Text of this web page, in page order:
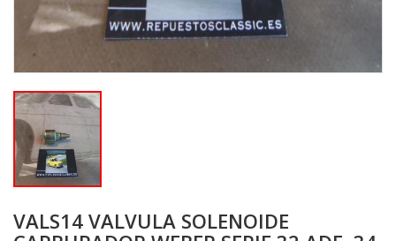
VALS14 VALVULA SOLENOIDE